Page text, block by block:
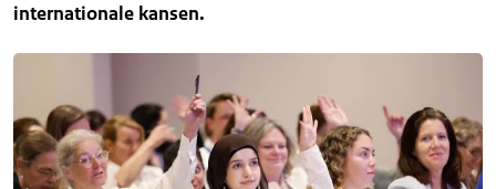
internationale kansen.